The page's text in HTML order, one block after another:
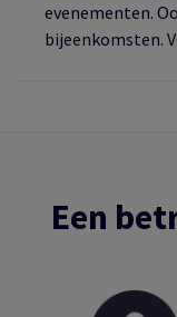
evenementen.
bijeenkomsten.
Een